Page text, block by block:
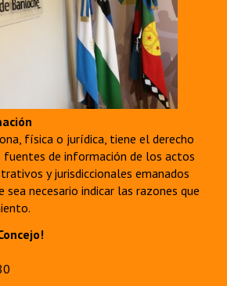
física o jurídica, tiene el derecho
fuentes de información de los actos
y jurisdiccionales emanados
sea necesario indicar las razones que